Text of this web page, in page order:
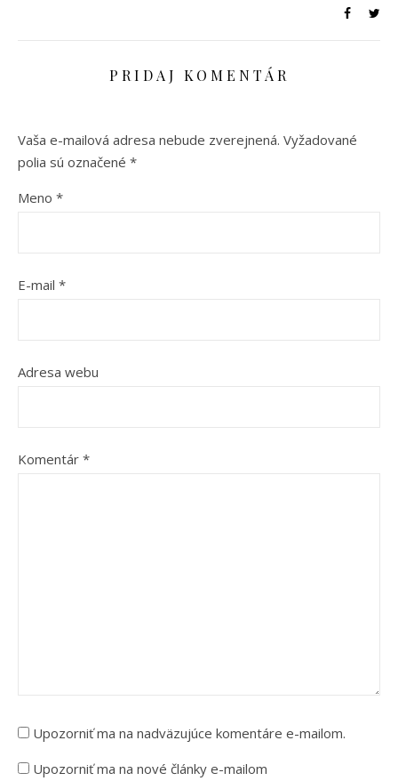
PRIDAJ KOMENTÁR
Vaša e-mailová adresa nebude zverejnená. Vyžadované
polia sú označené *
Meno *
E-mail *
Adresa webu
Komentár *
Upozorniť ma na nadväzujúce komentáre e-mailom.
Upozorniť ma na nové články e-mailom